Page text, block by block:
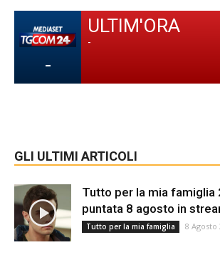
-
ULTIM'ORA
-
GLI ULTIMI ARTICOLI
Tutto per la mia famiglia
puntata 8 agosto in
Tutto per la mia famiglia 8 Agosto